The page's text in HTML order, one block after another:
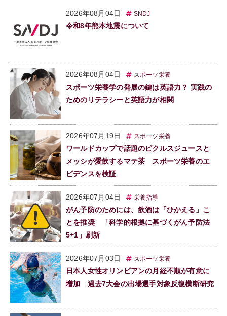
2026年08月04日 SNDJ
令和8年熊本地震について
2026年08月04日 スポーツ栄養
スポーツ栄養学の発展の鍵は英語力？ 実践の
ためのリテラシーと英語力が相関
2026年07月19日 スポーツ栄養
ワールドカップで話題のピクルスジュースと
メッシが愛飲するマテ茶 スポーツ栄養のエ
ビデンスを検証
2026年07月04日 栄養指導
がん予防のためには、飲酒は「ひかえる」こ
とを推奨 「科学的根拠に基づくがん予防法
5+1」刷新
2026年07月03日 スポーツ栄養
日本人女性オリンピアンの月経不順が有意に
増加 過去7大会の出場選手対象反復横断研究